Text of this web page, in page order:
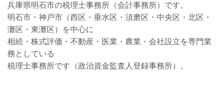
兵庫県明石市の税理士事務所（会計事務所）です。
明石市・神戸市（西区・垂水区・須磨区・中央区・北区・
灘区・東灘区）を中心に
相続・株式評価・不動産・医業・農業・会社設立を専門業
務としている
税理士事務所です（政治資金監査人登録事務所）。